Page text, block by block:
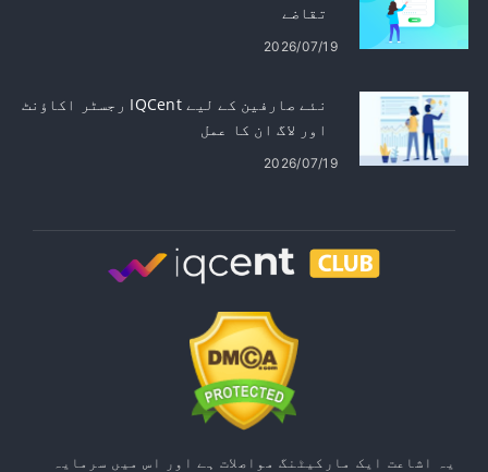
تقاضے
2026/07/19
نئے صارفین کے لیے IQCent رجسٹر اکاؤنٹ
اور لاگ ان کا عمل
2026/07/19
یہ اشاعت ایک مارکیٹنگ مواصلات ہے اور اس میں سرمایہ